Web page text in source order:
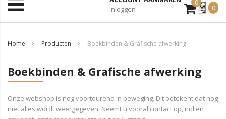
Inloggen
0Mijn
Offerte
0
Home Producten Boekbinden & Grafische afwerking
Boekbinden & Grafische afwerking
Onze webshop is nog voortdurend in beweging. Dit betekent dat nog
niet alles wordt weergegeven. Neemt u vooral contact op, indien